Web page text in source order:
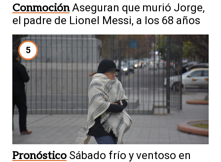
Conmoción Aseguran que murió Jorge,
el padre de Lionel Messi, a los 68 años
5
Pronóstico Sábado frío y ventoso en